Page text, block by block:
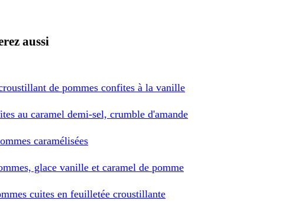
aussi
de pommes confites à la vanille
au caramel demi-sel, crumble d'amande
caramélisées
glace vanille et caramel de pomme
cuites en feuilletée croustillante